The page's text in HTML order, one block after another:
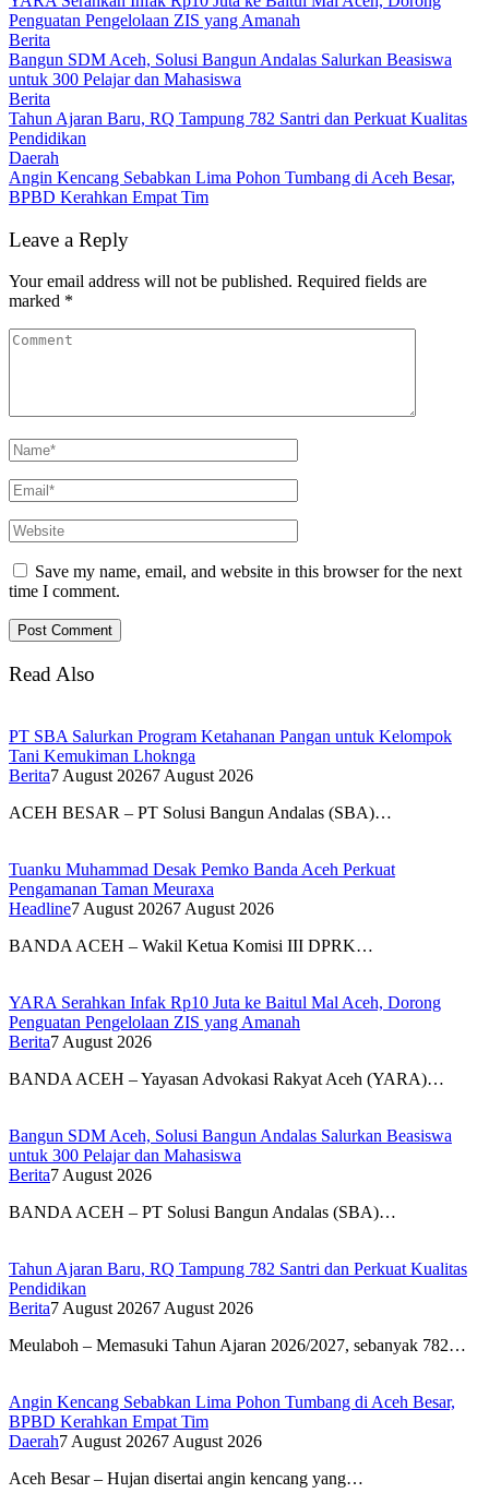
Penguatan Pengelolaan ZIS yang Amanah
Berita
Bangun SDM Aceh, Solusi Bangun Andalas Salurkan Beasiswa
untuk 300 Pelajar dan Mahasiswa
Berita
Tahun Ajaran Baru, RQ Tampung 782 Santri dan Perkuat Kualitas
Pendidikan
Daerah
Angin Kencang Sebabkan Lima Pohon Tumbang di Aceh Besar,
BPBD Kerahkan Empat Tim
Leave a Reply
Your email address will not be published. Required fields are
marked *
Save my name, email, and website in this browser for the next
time I comment.
Read Also
PT SBA Salurkan Program Ketahanan Pangan untuk Kelompok
Tani Kemukiman Lhoknga
Berita7 August 20267 August 2026
ACEH BESAR – PT Solusi Bangun Andalas (SBA)…
Tuanku Muhammad Desak Pemko Banda Aceh Perkuat
Pengamanan Taman Meuraxa
Headline7 August 20267 August 2026
BANDA ACEH – Wakil Ketua Komisi III DPRK…
YARA Serahkan Infak Rp10 Juta ke Baitul Mal Aceh, Dorong
Penguatan Pengelolaan ZIS yang Amanah
Berita7 August 2026
BANDA ACEH – Yayasan Advokasi Rakyat Aceh (YARA)…
Bangun SDM Aceh, Solusi Bangun Andalas Salurkan Beasiswa
untuk 300 Pelajar dan Mahasiswa
Berita7 August 2026
BANDA ACEH – PT Solusi Bangun Andalas (SBA)…
Tahun Ajaran Baru, RQ Tampung 782 Santri dan Perkuat Kualitas
Pendidikan
Berita7 August 20267 August 2026
Meulaboh – Memasuki Tahun Ajaran 2026/2027, sebanyak 782…
Angin Kencang Sebabkan Lima Pohon Tumbang di Aceh Besar,
BPBD Kerahkan Empat Tim
Daerah7 August 20267 August 2026
Aceh Besar – Hujan disertai angin kencang yang…